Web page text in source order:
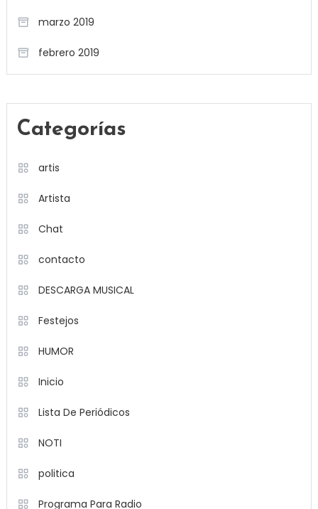
marzo 2019
febrero 2019
Categorías
artis
Artista
Chat
contacto
DESCARGA MUSICAL
Festejos
HUMOR
Inicio
Lista De Periódicos
NOTI
politica
Programa Para Radio